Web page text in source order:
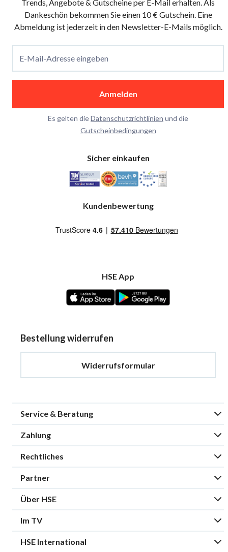
Trends, Angebote & Gutscheine per E-Mail erhalten. Als
Dankeschön bekommen Sie einen 10 € Gutschein. Eine
Abmeldung ist jederzeit in den Newsletter-E-Mails möglich.
E-Mail-Adresse eingeben
Anmelden
Es gelten dieDatenschutzrichtlinien und die
Gutscheinbedingungen
Sicher einkaufen
Kundenbewertung
HSE App
Bestellung widerrufen
Widerrufsformular
Service & Beratung
Zahlung
Rechtliches
Partner
Über HSE
Im TV
HSE International